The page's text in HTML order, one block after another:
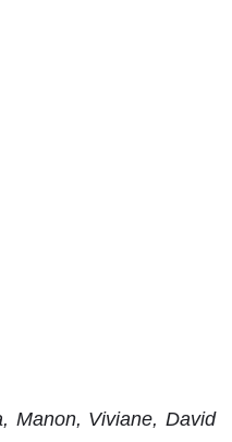
Manon, Viviane, David